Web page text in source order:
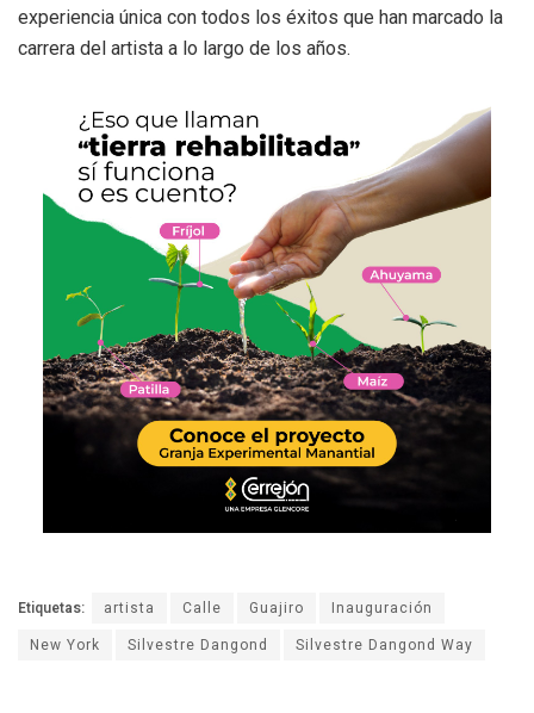
experiencia única con todos los éxitos que han marcado la
carrera del artista a lo largo de los años.
Etiquetas: artista Calle Guajiro
Inauguración
New York
Silvestre Dangond Silvestre Dangond Way